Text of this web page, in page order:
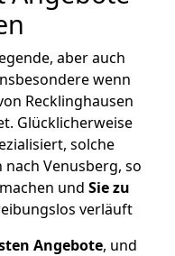
aber auch
wenn
Recklinghausen
Glücklicherweise
solche
Venusberg, so
und Sie zu
verläuft
Angebote, und